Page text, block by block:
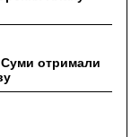
отримали